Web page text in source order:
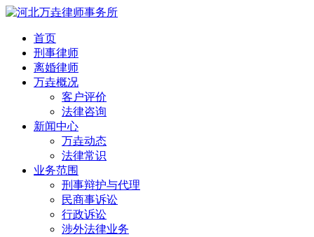
首页
刑事律师
离婚律师
万垚概况
客户评价
法律咨询
新闻中心
万垚动态
法律常识
业务范围
刑事辩护与代理
民商事诉讼
行政诉讼
涉外法律业务